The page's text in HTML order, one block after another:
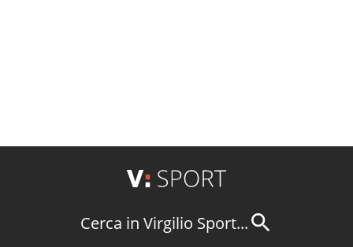
Cerca in Virgilio Sport...